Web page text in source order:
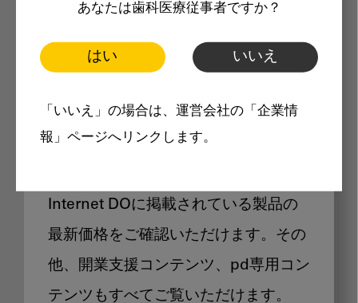
あなたは歯科医療従事者ですか？
はい いいえ
「いいえ」の場合は、運営会社の「企業情
報」ページへリンクします。
製品価格も閲覧可能
Internet DOに掲載されている製品の
最新価格をご確認いただけます。その
他、開業支援コンテンツ、pd専用コン
テンツもすべてご覧いただけます。